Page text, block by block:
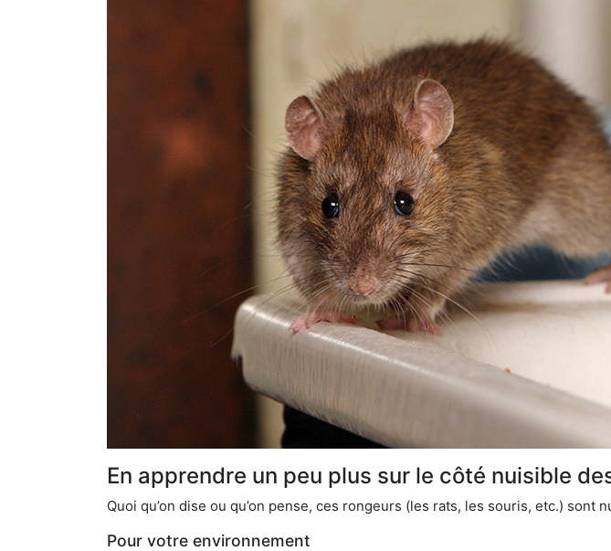
En apprendre un peu plus sur le côté nuisible
Quoi qu’on dise ou qu’on pense, ces rongeurs (les rats, les souris, etc.)
Pour votre environnement